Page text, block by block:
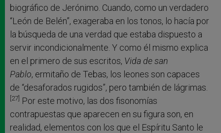
biográfico de Jerónimo. Cuando, como un verdadero
“León de Belén”, exageraba en los tonos, lo hacía por
la búsqueda de una verdad que estaba dispuesto a
servir incondicionalmente. Y como él mismo explica
en el primero de sus escritos, Vida de san
Pablo, ermitaño de Tebas, los leones son capaces
de “desaforados rugidos”, pero también de lágrimas.
[27] Por este motivo, las dos fisonomías
contrapuestas que aparecen en su figura son, en
realidad, elementos con los que el Espíritu Santo le